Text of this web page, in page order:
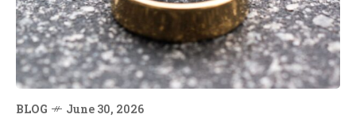
BLOG June 30, 2026